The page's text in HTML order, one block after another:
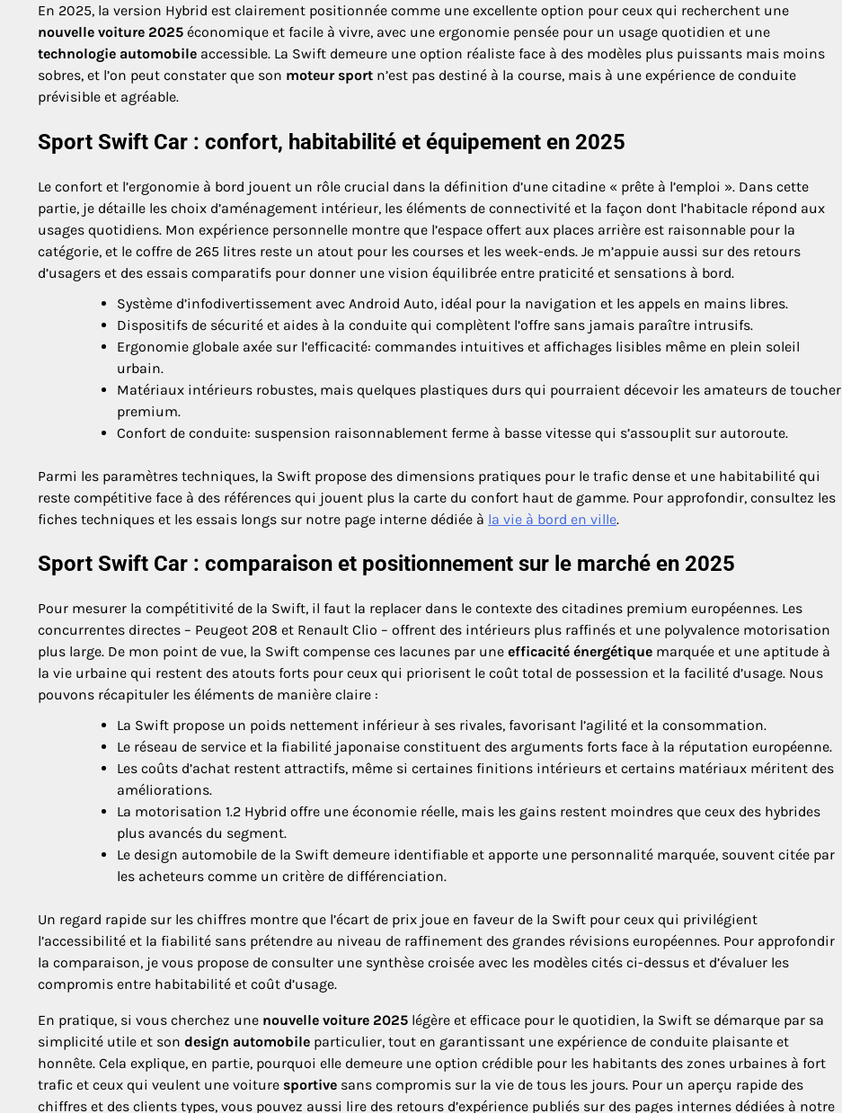
En 2025, la version Hybrid est clairement positionnée comme une excellente option pour ceux qui recherchent une
nouvelle voiture 2025 économique et facile à vivre, avec une ergonomie pensée pour un usage quotidien et une
technologie automobile accessible. La Swift demeure une option réaliste face à des modèles plus puissants mais moins
sobres, et l’on peut constater que son moteur sport n’est pas destiné à la course, mais à une expérience de conduite
prévisible et agréable.
Sport Swift Car : confort, habitabilité et équipement en 2025
Le confort et l’ergonomie à bord jouent un rôle crucial dans la définition d’une citadine « prête à l’emploi ». Dans cette
partie, je détaille les choix d’aménagement intérieur, les éléments de connectivité et la façon dont l’habitacle répond aux
usages quotidiens. Mon expérience personnelle montre que l’espace offert aux places arrière est raisonnable pour la
catégorie, et le coffre de 265 litres reste un atout pour les courses et les week-ends. Je m’appuie aussi sur des retours
d’usagers et des essais comparatifs pour donner une vision équilibrée entre praticité et sensations à bord.
Système d’infodivertissement avec Android Auto, idéal pour la navigation et les appels en mains libres.
Dispositifs de sécurité et aides à la conduite qui complètent l’offre sans jamais paraître intrusifs.
Ergonomie globale axée sur l’efficacité: commandes intuitives et affichages lisibles même en plein soleil
urbain.
Matériaux intérieurs robustes, mais quelques plastiques durs qui pourraient décevoir les amateurs de toucher
premium.
Confort de conduite: suspension raisonnablement ferme à basse vitesse qui s’assouplit sur autoroute.
Parmi les paramètres techniques, la Swift propose des dimensions pratiques pour le trafic dense et une habitabilité qui
reste compétitive face à des références qui jouent plus la carte du confort haut de gamme. Pour approfondir, consultez les
fiches techniques et les essais longs sur notre page interne dédiée à la vie à bord en ville.
Sport Swift Car : comparaison et positionnement sur le marché en 2025
Pour mesurer la compétitivité de la Swift, il faut la replacer dans le contexte des citadines premium européennes. Les
concurrentes directes – Peugeot 208 et Renault Clio – offrent des intérieurs plus raffinés et une polyvalence motorisation
plus large. De mon point de vue, la Swift compense ces lacunes par une efficacité énergétique marquée et une aptitude à
la vie urbaine qui restent des atouts forts pour ceux qui priorisent le coût total de possession et la facilité d’usage. Nous
pouvons récapituler les éléments de manière claire :
La Swift propose un poids nettement inférieur à ses rivales, favorisant l’agilité et la consommation.
Le réseau de service et la fiabilité japonaise constituent des arguments forts face à la réputation européenne.
Les coûts d’achat restent attractifs, même si certaines finitions intérieurs et certains matériaux méritent des
améliorations.
La motorisation 1.2 Hybrid offre une économie réelle, mais les gains restent moindres que ceux des hybrides
plus avancés du segment.
Le design automobile de la Swift demeure identifiable et apporte une personnalité marquée, souvent citée par
les acheteurs comme un critère de différenciation.
Un regard rapide sur les chiffres montre que l’écart de prix joue en faveur de la Swift pour ceux qui privilégient
l’accessibilité et la fiabilité sans prétendre au niveau de raffinement des grandes révisions européennes. Pour approfondir
la comparaison, je vous propose de consulter une synthèse croisée avec les modèles cités ci-dessus et d’évaluer les
compromis entre habitabilité et coût d’usage.
En pratique, si vous cherchez une nouvelle voiture 2025 légère et efficace pour le quotidien, la Swift se démarque par sa
simplicité utile et son design automobile particulier, tout en garantissant une expérience de conduite plaisante et
honnête. Cela explique, en partie, pourquoi elle demeure une option crédible pour les habitants des zones urbaines à fort
trafic et ceux qui veulent une voiture sportive sans compromis sur la vie de tous les jours. Pour un aperçu rapide des
chiffres et des clients types, vous pouvez aussi lire des retours d’expérience publiés sur des pages internes dédiées à notre